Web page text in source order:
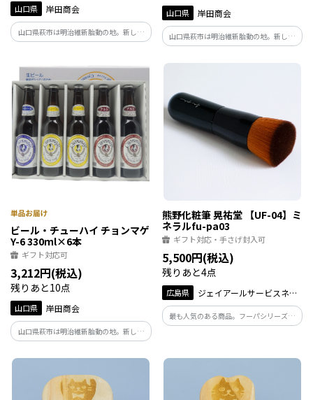
山口県 岸田商会
山口県萩市は明治維新胎動の地。新しい
日本を夢みた若き志士たちが、 今でも身
「チョンマゲ」。 インパクト抜群のクラ
フトビールをお楽しみください。
山口県 岸田商会
山口県萩市は明治維新胎動の地。新しい
日本を夢みた若き志士たちが、 今でも身
近な存在である萩ならではのネーミング
ビール・チューハイ チョンマゲ
Y-6 330ｍl×6本
ギフト対応可
3,212円(税込)
残りあと10点
山口県 岸田商会
山口県萩市は明治維新胎動の地。新しい
日本を夢みた若き志士たちが、 今でも身
近な存在である萩ならではのネーミング
フトビールをお楽しみください。
熊野化粧筆 晃祐堂 【UF-04】ミ
ネラルfu-pa03
ギフト対応・手さげ封入可
5,500円(税込)
残りあと4点
広島県
ジェイアールサービスネッ
ト広島
最も人気のある商品。フーパシリーズの
ミネラルファンデーション用のブラシで